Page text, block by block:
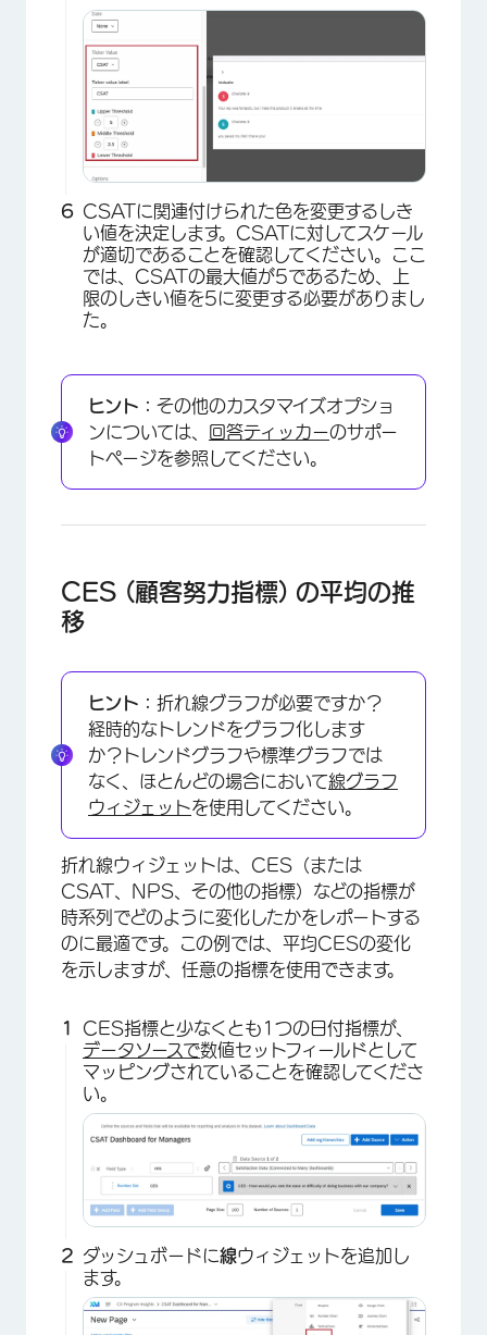
×
×
CSATに関連付けられた色を変更するしき
い値を決定します。CSATに対してスケール
が適切であることを確認してください。ここ
では、CSATの最大値が5であるため、上
限のしきい値を5に変更する必要がありまし
た。
ヒント： その他のカスタマイズオプショ
ンについては、
回答ティッカーのサポー
トページを参照してください。
CES (顧客努力指標) の平均の推
移
ヒント： 折れ線グラフが必要ですか？
経時的なトレンドをグラフ化します
か？トレンドグラフや標準グラフでは
なく、ほとんどの場合において線グラフ
ウィジェットを使用してください。
折れ線ウィジェットは、CES（または
CSAT、NPS、その他の指標）などの指標が
時系列でどのように変化したかをレポートする
のに最適です。この例では、平均CESの変化
を示しますが、任意の指標を使用できます。
CES指標と少なくとも1つの日付指標が、
データソースで数値セットフィールドとして
マッピングされていることを確認してくださ
い。
ダッシュボードに線ウィジェットを追加し
ます。